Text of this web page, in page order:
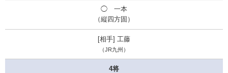
◯ 一本
（縦四方固）
工藤
（JR九州）
4将